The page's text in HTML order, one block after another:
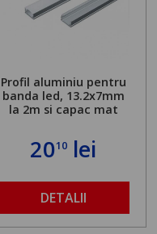
Profil aluminiu pentru
banda led, 13.2x7mm
la 2m si capac mat
2010 lei
DETALII